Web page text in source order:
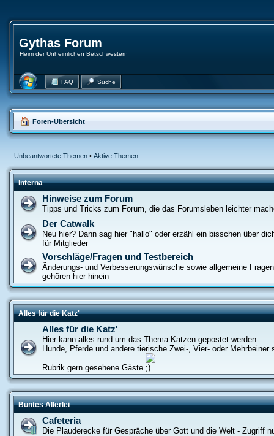
Gythas Forum
Heim der Unheimlichen Betschwestern
FAQ Suche
Foren-Übersicht
Unbeantwortete Themen• Aktive Themen
Interna
Hinweise zum Forum
Tipps und Tricks zum Forum, die das Forumsleben leichter
Der Catwalk
Neu hier? Dann sag hier "hallo" oder erzähl ein bisschen über
für Mitglieder
Vorschläge/Fragen und Testbereich
Änderungs- und Verbesserungswünsche sowie allgemeine
gehören hier hinein
Alles für die Katz'
Alles für die Katz'
Hier kann alles rund um das Thema Katzen gepostet werden.
Hunde, Pferde und andere tierische Zwei-, Vier- oder Mehrbeiner
Rubrik gern gesehene Gäste
Buntes Allerlei
Cafeteria
Die Plauderecke für Gespräche über Gott und die Welt - Zugriff